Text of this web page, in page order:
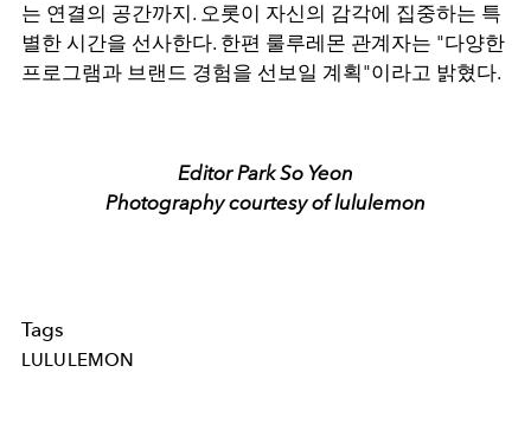
는 연결의 공간까지. 오롯이 자신의 감각에 집중하는 특
별한 시간을 선사한다. 한편 룰루레몬 관계자는 "다양한
프로그램과 브랜드 경험을 선보일 계획"이라고 밝혔다.
Editor Park So Yeon
Photography courtesy of lululemon
Tags
LULULEMON